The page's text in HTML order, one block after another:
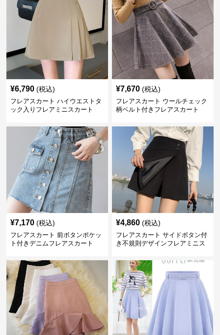
¥6,790 (税込)
フレアスカート ハイウエストタ
ック入りフレアミニスカート
¥7,670 (税込)
フレアスカート ウールチェック
柄ベルト付きフレアスカート
¥7,170 (税込)
フレアスカート 前ボタンポケッ
ト付きデニムフレアスカート
¥4,860 (税込)
フレアスカート サイドボタン付
き不規則デザインフレアミニス